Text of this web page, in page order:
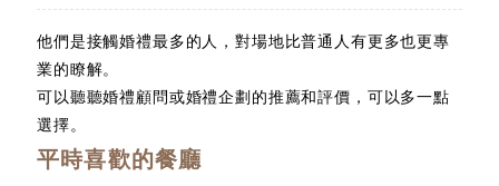
他們是接觸婚禮最多的人，對場地比普通人有更多也更專
業的瞭解。
可以聽聽婚禮顧問或婚禮企劃的推薦和評價，可以多一點
選擇。
平時喜歡的餐廳